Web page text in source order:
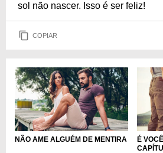
sol não nascer. Isso é ser feliz!
COPIAR
NÃO AME ALGUÉM DE MENTIRA
É